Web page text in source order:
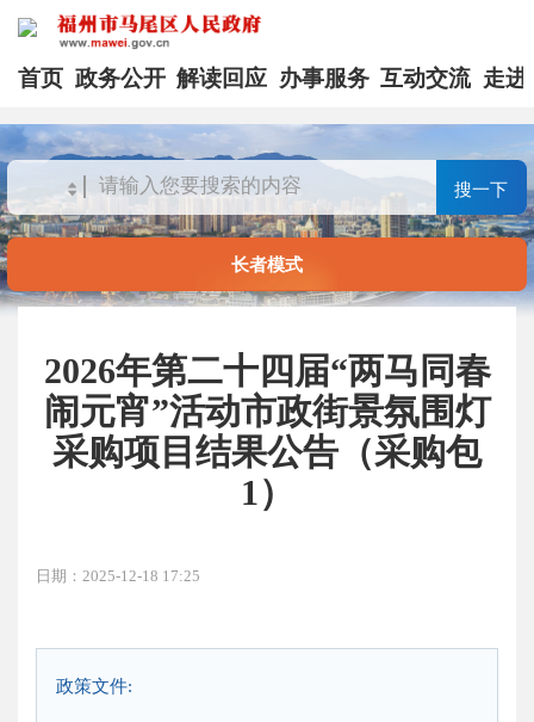
首页 政务公开 解读回应 办事服务 互动交流 走进
搜一下
长者模式
2026年第二十四届“两马同春
闹元宵”活动市政街景氛围灯
采购项目结果公告（采购包
1）
日期：2025-12-18 17:25
政策文件: